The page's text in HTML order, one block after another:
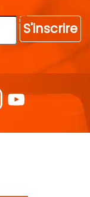
S'inscrire